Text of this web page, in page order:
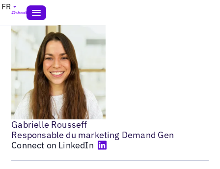
FR
Gabrielle Rousseff
Responsable du marketing Demand Gen
Connect on LinkedIn